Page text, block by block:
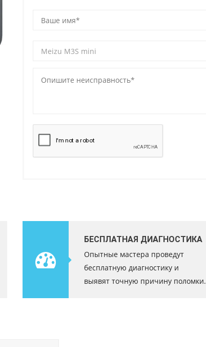
БЕСПЛАТНАЯ ДИАГНОСТИКА
Опытные мастера проведут
бесплатную диагностику и
выявят точную причину поломки.